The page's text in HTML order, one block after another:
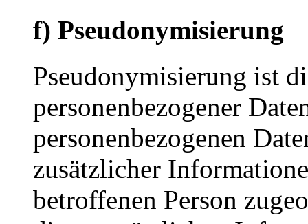
f) Pseudonymisierung
Pseudonymisierung ist
personenbezogener
personenbezogenen
zusätzlicher
betroffenen Person